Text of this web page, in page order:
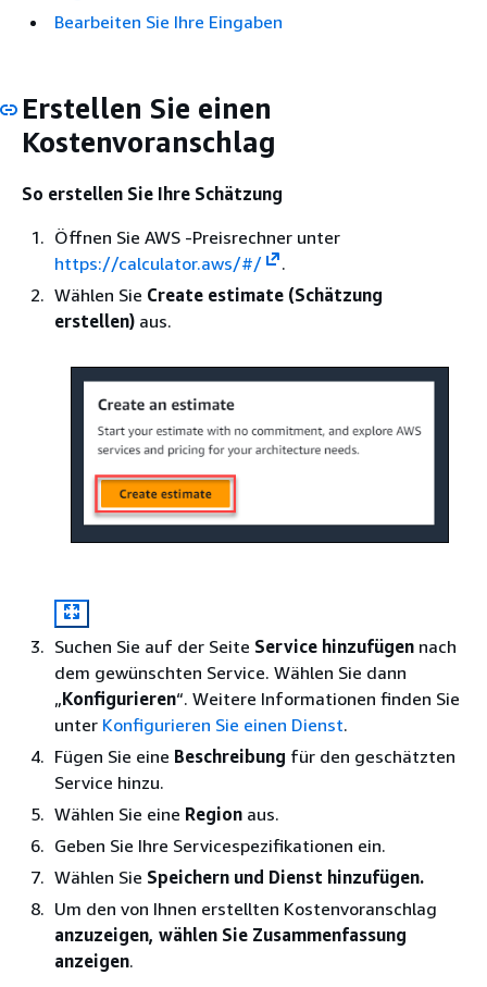
Bearbeiten Sie Ihre Eingaben
Erstellen Sie einen
Kostenvoranschlag
So erstellen Sie Ihre Schätzung
Öffnen Sie AWS -Preisrechner unter
https://calculator.aws/#/
.
Wählen Sie Create estimate (Schätzung
erstellen) aus.
Suchen Sie auf der Seite Service hinzufügen nach
dem gewünschten Service. Wählen Sie dann
„Konfigurieren“. Weitere Informationen finden Sie
unter Konfigurieren Sie einen Dienst.
Fügen Sie eine Beschreibung für den geschätzten
Service hinzu.
Wählen Sie eine Region aus.
Geben Sie Ihre Servicespezifikationen ein.
Wählen Sie Speichern und Dienst hinzufügen.
Um den von Ihnen erstellten Kostenvoranschlag
anzuzeigen, wählen Sie Zusammenfassung
anzeigen.